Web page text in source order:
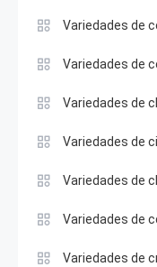
Variedades de
Variedades de
Variedades de
Variedades de
Variedades de
Variedades de
Variedades de